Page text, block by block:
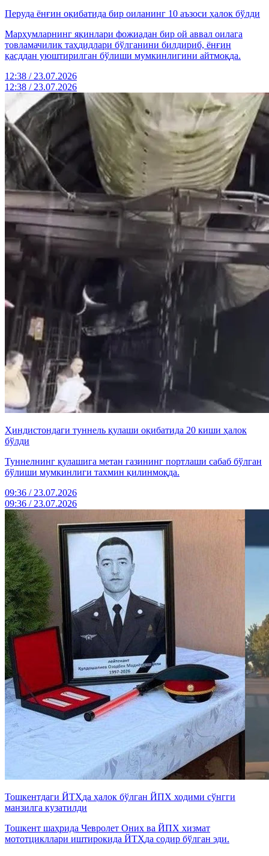
Перуда ёнғин оқибатида бир оиланинг 10 аъзоси ҳалок бўлди
Марҳумларнинг яқинлари фожиадан бир ой аввал оилага
товламачилик таҳдидлари бўлганини билдириб, ёнғин
қасддан уюштирилган бўлиши мумкинлигини айтмоқда.
12:38 / 23.07.2026
12:38 / 23.07.2026
Ҳиндистондаги туннель қулаши оқибатида 20 киши ҳалок
бўлди
Туннелнинг қулашига метан газининг портлаши сабаб бўлган
бўлиши мумкинлиги тахмин қилинмоқда.
09:36 / 23.07.2026
09:36 / 23.07.2026
Тошкентдаги ЙТҲда ҳалок бўлган ЙПХ ходими сўнгги
манзилга кузатилди
Тошкент шаҳрида Чевролет Оних ва ЙПХ хизмат
мототцикллари иштирокида ЙТҲда содир бўлган эди.